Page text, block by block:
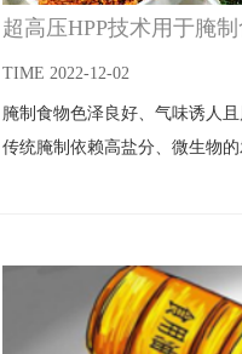
超高压HPP技术用于腌
TIME 2022-12-02
腌制食物色泽良好、气味诱人
传统腌制依赖高盐分、微生物
不稳定。长时间腌制还容易导